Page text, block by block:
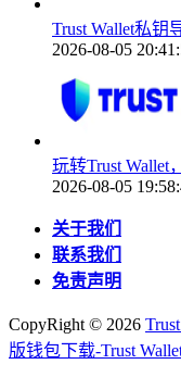
Trust Wallet私
2026-08-05
玩转Trust
2026-08-05
关于我们
联系我们
免责声明
CopyRight © 2026
版钱包下载-Trust